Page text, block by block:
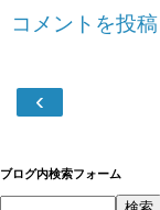
コメントを投稿
‹
ブログ内検索フォーム